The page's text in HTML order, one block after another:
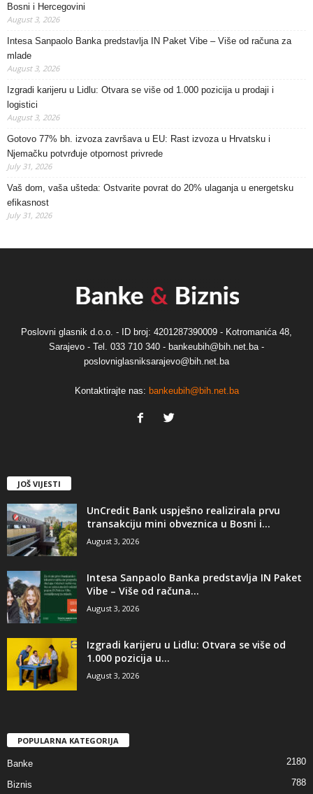
Bosni i Hercegovini
August 3, 2026
Intesa Sanpaolo Banka predstavlja IN Paket Vibe – Više od računa za
mlade
August 3, 2026
Izgradi karijeru u Lidlu: Otvara se više od 1.000 pozicija u prodaji i
logistici
August 3, 2026
Gotovo 77% bh. izvoza završava u EU: Rast izvoza u Hrvatsku i
Njemačku potvrđuje otpornost privrede
July 31, 2026
Vaš dom, vaša ušteda: Ostvarite povrat do 20% ulaganja u energetsku
efikasnost
July 31, 2026
Poslovni glasnik d.o.o. - ID broj: 4201287390009 - Kotromanića 48,
Sarajevo - Tel. 033 710 340 - bankeubih@bih.net.ba -
poslovniglasniksarajevo@bih.net.ba
Kontaktirajte nas: bankeubih@bih.net.ba
JOŠ VIJESTI
UnCredit Bank uspješno realizirala prvu
transakciju mini obveznica u Bosni i...
August 3, 2026
Intesa Sanpaolo Banka predstavlja IN Paket
Vibe – Više od računa...
August 3, 2026
Izgradi karijeru u Lidlu: Otvara se više od
1.000 pozicija u...
August 3, 2026
POPULARNA KATEGORIJA
Banke 2180
Biznis 788